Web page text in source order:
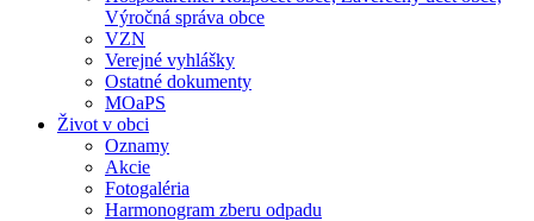
Výročná správa obce
VZN
Verejné vyhlášky
Ostatné dokumenty
MOaPS
Život v obci
Oznamy
Akcie
Fotogaléria
Harmonogram zberu odpadu